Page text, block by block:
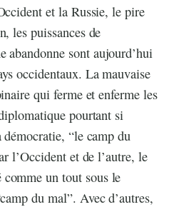
et la Russie, le pire
les puissances de
abandonne sont aujourd’hui
occidentaux. La mauvaise
qui ferme et enferme les
pourtant si
“le camp du
l’Occident et de l’autre, le
comme un tout sous le
du mal”. Avec d’autres,